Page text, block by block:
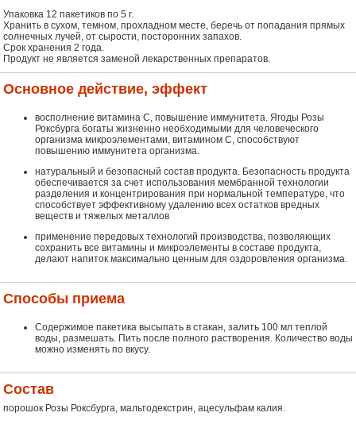
Упаковка 12 пакетиков по 5 г.
Хранить в сухом, темном, прохладном месте, беречь от попадания прямых
солнечных лучей, от сырости, посторонних запахов.
Срок хранения 2 года.
Продукт не является заменой лекарственных препаратов.
Основное действие, эффект
восполнение витамина С, повышение иммунитета. Ягоды Розы
Роксбурга богаты жизненно необходимыми для человеческого
организма микроэлементами, витамином С, способствуют
повышению иммунитета организма.
натуральный и безопасный состав продукта. Безопасность продукта
обеспечивается за счет использования мембранной технологии
разделения и концентрирования при нормальной температуре, что
способствует эффективному удалению всех остатков вредных
веществ и тяжелых металлов
применение передовых технологий производства, позволяющих
сохранить все витамины и микроэлементы в составе продукта,
делают напиток максимально ценным для оздоровления организма.
Способы приема
Содержимое пакетика высыпать в стакан, залить 100 мл теплой
воды, размешать. Пить после полного растворения. Количество воды
можно изменять по вкусу.
Состав
порошок Розы Роксбурга, мальтодекстрин, ацесульфам калия.